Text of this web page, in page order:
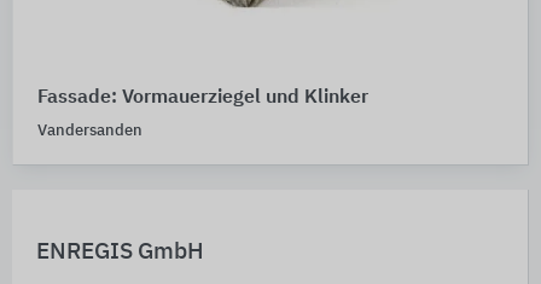
ENREGIS GmbH
Fassade: Vormauerziegel und Klinker
Vandersanden